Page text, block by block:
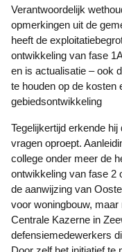
Verantwoordelijk wethouder Helmut Hermans probeerde de
opmerkingen uit de
heeft de
ontwikkeling van fase
en is actualisatie – ook
te houden op de kosten
gebiedsontwikkeling
Tegelijkertijd erkende hij dat de aankondiging van 5 februari
vragen oproept.
college onder meer de
ontwikkeling van fase 2
de aanwijzing van
voor woningbouw,
Centrale Kazerne in
defensiemedewerkers